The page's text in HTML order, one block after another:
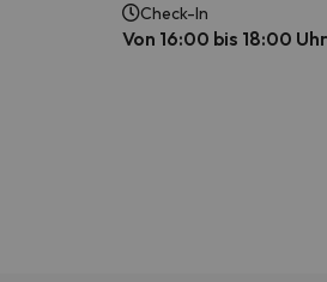
Check-In
Von 16:00 bis 18:00 Uhr